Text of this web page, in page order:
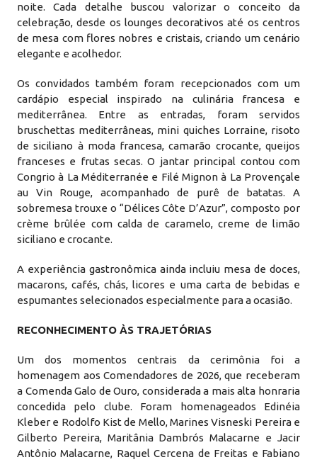
noite. Cada detalhe buscou valorizar o conceito da
celebração, desde os lounges decorativos até os centros
de mesa com flores nobres e cristais, criando um cenário
elegante e acolhedor.
Os convidados também foram recepcionados com um
cardápio especial inspirado na culinária francesa e
mediterrânea. Entre as entradas, foram servidos
bruschettas mediterrâneas, mini quiches Lorraine, risoto
de siciliano à moda francesa, camarão crocante, queijos
franceses e frutas secas. O jantar principal contou com
Congrio à La Méditerranée e Filé Mignon à La Provençale
au Vin Rouge, acompanhado de purê de batatas. A
sobremesa trouxe o “Délices Côte D’Azur”, composto por
crème brûlée com calda de caramelo, creme de limão
siciliano e crocante.
A experiência gastronômica ainda incluiu mesa de doces,
macarons, cafés, chás, licores e uma carta de bebidas e
espumantes selecionados especialmente para a ocasião.
RECONHECIMENTO ÀS TRAJETÓRIAS
Um dos momentos centrais da cerimônia foi a
homenagem aos Comendadores de 2026, que receberam
a Comenda Galo de Ouro, considerada a mais alta honraria
concedida pelo clube. Foram homenageados Edinéia
Kleber e Rodolfo Kist de Mello, Marines Visneski Pereira e
Gilberto Pereira, Maritânia Dambrós Malacarne e Jacir
Antônio Malacarne, Raquel Cercena de Freitas e Fabiano